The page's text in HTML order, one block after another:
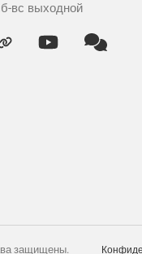
вс выходной
защищены.